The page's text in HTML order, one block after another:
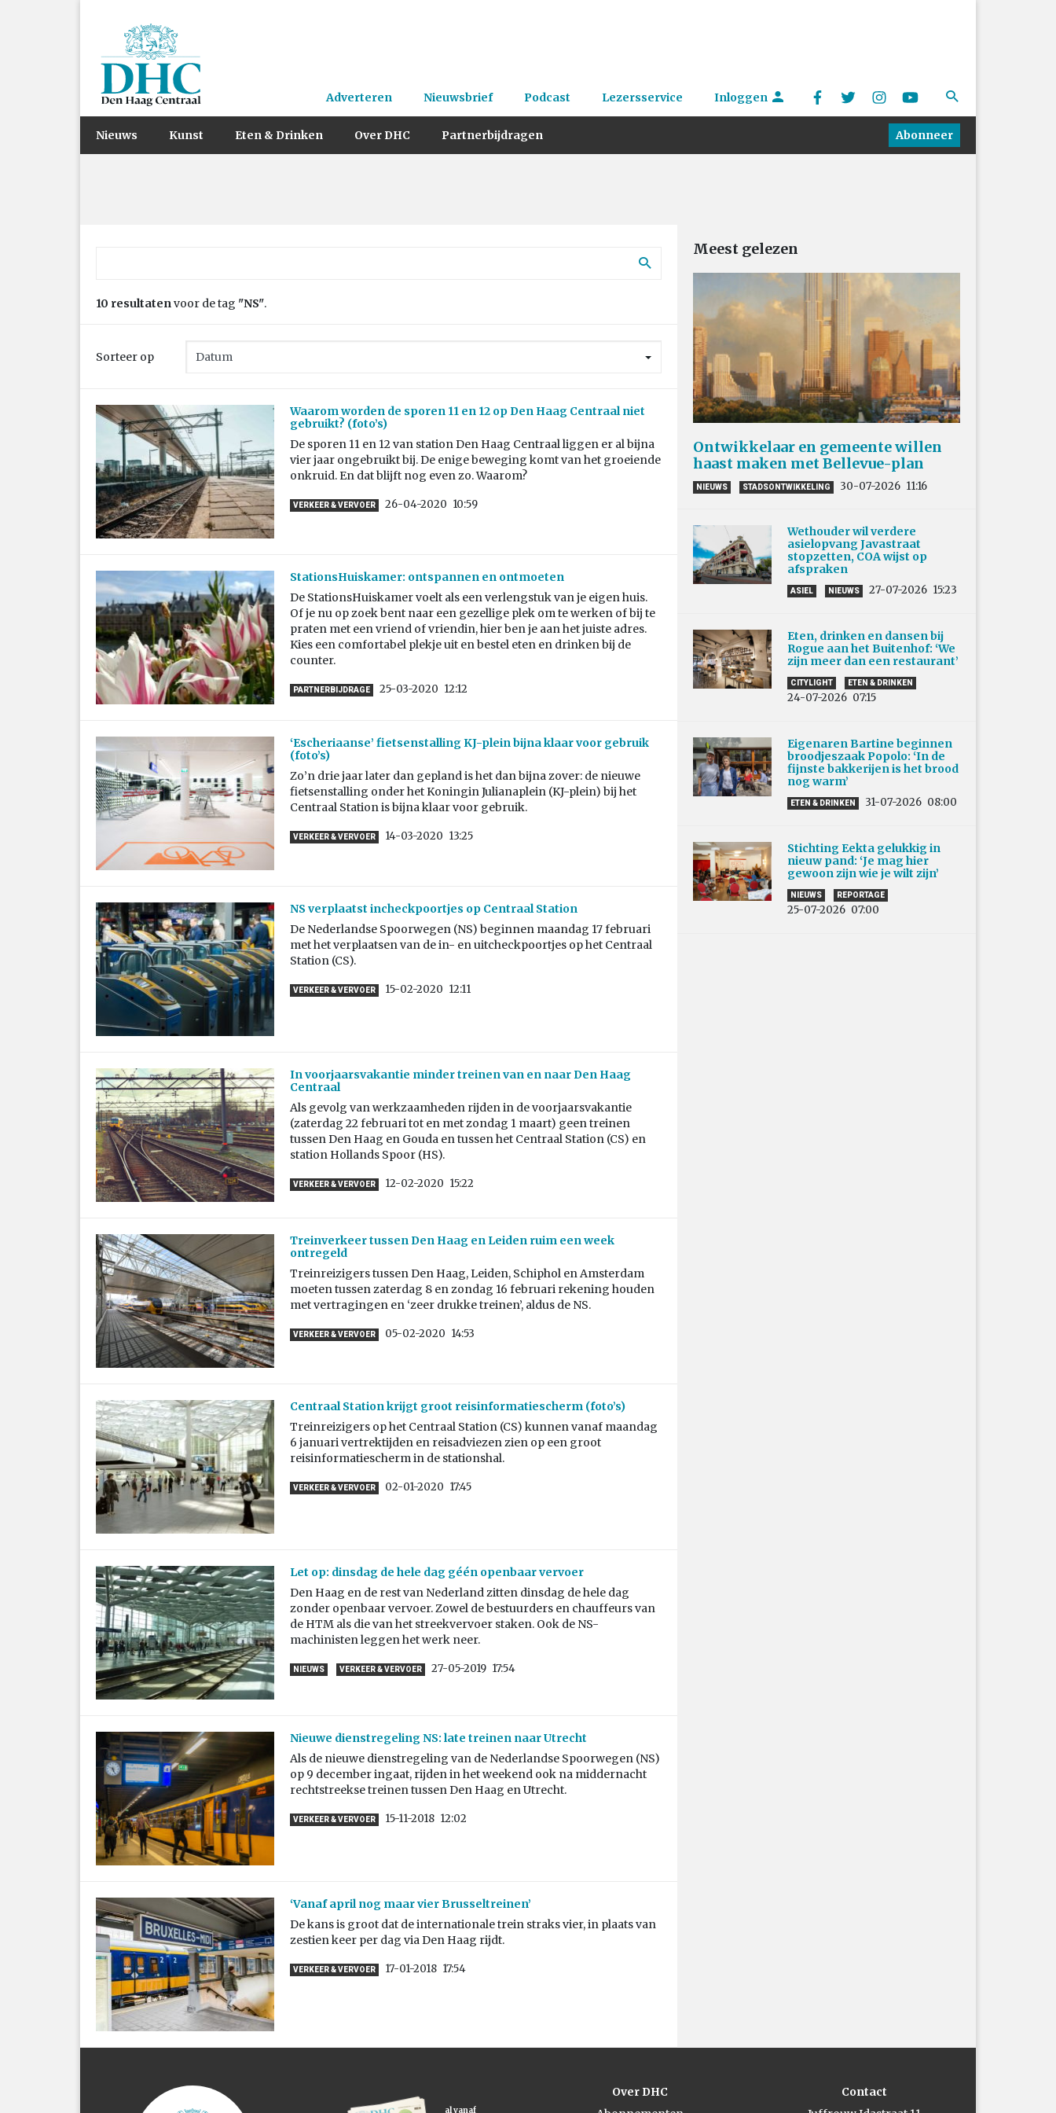
Adverteren Nieuwsbrief Podcast Lezersservice Inloggen
Nieuws Kunst Eten & Drinken Over DHC Partnerbijdragen Abonneer
10 resultatenvoor de tag "NS".
Sorteer op
Waarom worden de sporen 11 en 12 op Den Haag Centraal niet
gebruikt? (foto’s)
De sporen 11 en 12 van station Den Haag Centraal liggen er al bijna
vier jaar ongebruikt bij. De enige beweging komt van het groeiende
onkruid. En dat blijft nog even zo. Waarom?
VERKEER & VERVOER 26-04-2020 10:59
StationsHuiskamer: ontspannen en ontmoeten
De StationsHuiskamer voelt als een verlengstuk van je eigen huis.
Of je nu op zoek bent naar een gezellige plek om te werken of bij te
praten met een vriend of vriendin, hier ben je aan het juiste adres.
Kies een comfortabel plekje uit en bestel eten en drinken bij de
counter.
PARTNERBIJDRAGE 25-03-2020 12:12
‘Escheriaanse’ fietsenstalling KJ-plein bijna klaar voor gebruik
(foto’s)
Zo’n drie jaar later dan gepland is het dan bijna zover: de nieuwe
fietsenstalling onder het Koningin Julianaplein (KJ-plein) bij het
Centraal Station is bijna klaar voor gebruik.
VERKEER & VERVOER 14-03-2020 13:25
NS verplaatst incheckpoortjes op Centraal Station
De Nederlandse Spoorwegen (NS) beginnen maandag 17 februari
met het verplaatsen van de in- en uitcheckpoortjes op het Centraal
Station (CS).
VERKEER & VERVOER 15-02-2020 12:11
In voorjaarsvakantie minder treinen van en naar Den Haag
Centraal
Als gevolg van werkzaamheden rijden in de voorjaarsvakantie
(zaterdag 22 februari tot en met zondag 1 maart) geen treinen
tussen Den Haag en Gouda en tussen het Centraal Station (CS) en
station Hollands Spoor (HS).
VERKEER & VERVOER 12-02-2020 15:22
Treinverkeer tussen Den Haag en Leiden ruim een week
ontregeld
Treinreizigers tussen Den Haag, Leiden, Schiphol en Amsterdam
moeten tussen zaterdag 8 en zondag 16 februari rekening houden
met vertragingen en ‘zeer drukke treinen’, aldus de NS.
VERKEER & VERVOER 05-02-2020 14:53
Centraal Station krijgt groot reisinformatiescherm (foto’s)
Treinreizigers op het Centraal Station (CS) kunnen vanaf maandag
6 januari vertrektijden en reisadviezen zien op een groot
reisinformatiescherm in de stationshal.
VERKEER & VERVOER 02-01-2020 17:45
Let op: dinsdag de hele dag géén openbaar vervoer
Den Haag en de rest van Nederland zitten dinsdag de hele dag
zonder openbaar vervoer. Zowel de bestuurders en chauffeurs van
de HTM als die van het streekvervoer staken. Ook de NS-
machinisten leggen het werk neer.
NIEUWS VERKEER & VERVOER 27-05-2019 17:54
Nieuwe dienstregeling NS: late treinen naar Utrecht
Als de nieuwe dienstregeling van de Nederlandse Spoorwegen (NS)
op 9 december ingaat, rijden in het weekend ook na middernacht
rechtstreekse treinen tussen Den Haag en Utrecht.
VERKEER & VERVOER 15-11-2018 12:02
‘Vanaf april nog maar vier Brusseltreinen’
De kans is groot dat de internationale trein straks vier, in plaats van
zestien keer per dag via Den Haag rijdt.
VERKEER & VERVOER 17-01-2018 17:54
Meest gelezen
Ontwikkelaar en gemeente willen
haast maken met Bellevue-plan
NIEUWS STADSONTWIKKELING 30-07-2026 11:16
Wethouder wil verdere
asielopvang Javastraat
stopzetten, COA wijst op
afspraken
ASIEL NIEUWS 27-07-2026 15:23
Eten, drinken en dansen bij
Rogue aan het Buitenhof: ‘We
zijn meer dan een restaurant’
CITYLIGHT ETEN & DRINKEN
24-07-2026 07:15
Eigenaren Bartine beginnen
broodjeszaak Popolo: ‘In de
fijnste bakkerijen is het brood
nog warm’
ETEN & DRINKEN 31-07-2026 08:00
Stichting Eekta gelukkig in
nieuw pand: ‘Je mag hier
gewoon zijn wie je wilt zijn’
NIEUWS REPORTAGE
25-07-2026 07:00
al vanaf
Over DHC
Contact